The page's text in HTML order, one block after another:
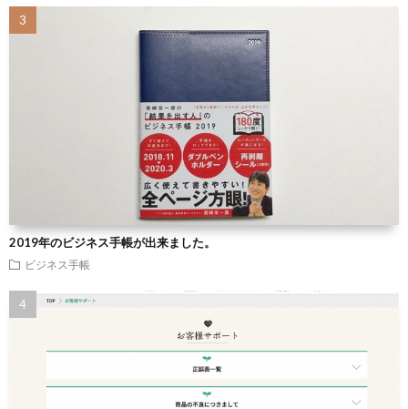
2019年のビジネス手帳が出来ました。
ビジネス手帳